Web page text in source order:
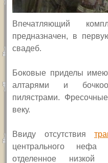
Впечатляющий
предназначен, в
свадеб.
Боковые приделы
алтарями и
пилястрами.
веку.
Ввиду отсутствия
центрального
отделенное низкой